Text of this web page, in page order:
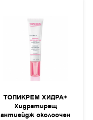
ТОПИКРЕМ ХИДРА+
Хидратиращ
антиейдж околоочен